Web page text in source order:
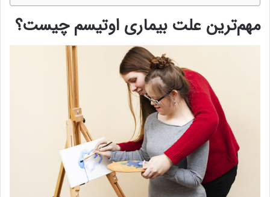
مهم‌ترین علت بیماری اوتیسم چیست؟